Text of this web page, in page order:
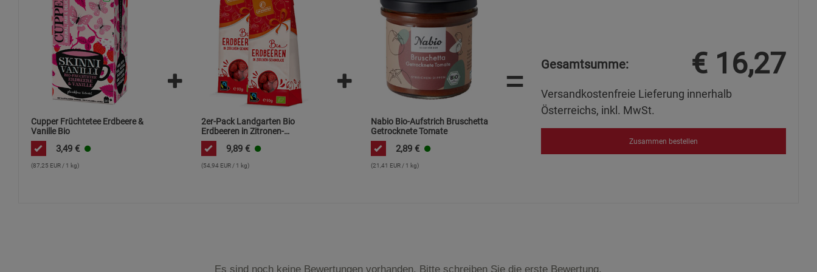
Cupper Früchtetee Erdbeere &
Vanille Bio
3,49 €
(87,25 EUR / 1 kg)
2er-Pack Landgarten Bio
Erdbeeren in Zitronen-
Schokolade
9,89 €
(54,94 EUR / 1 kg)
Nabio Bio-Aufstrich Bruschetta
Getrocknete Tomate
2,89 €
(21,41 EUR / 1 kg)
= Gesamtsumme: € 16,27
Versandkostenfreie Lieferung innerhalb
Österreichs, inkl. MwSt.
Zusammen bestellen
Es sind noch keine Bewertungen vorhanden. Bitte schreiben Sie die erste Bewertung.
Cookie-Informationenanzeigen
Datenschutzerklärung